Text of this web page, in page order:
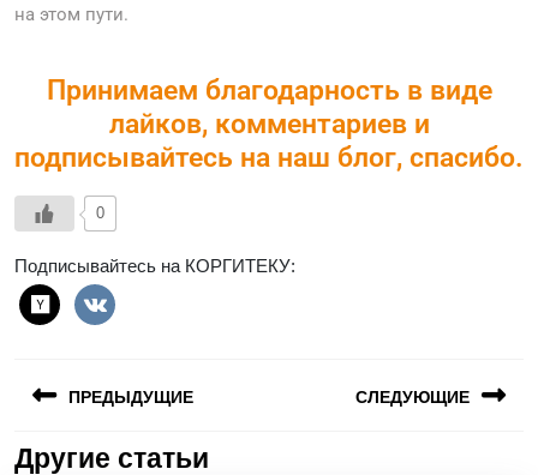
на этом пути.
Принимаем благодарность в виде
лайков, комментариев и
подписывайтесь на наш блог, спасибо.
0
Подписывайтесь на КОРГИТЕКУ:
ПРЕДЫДУЩИЕ СЛЕДУЮЩИЕ
Другие статьи